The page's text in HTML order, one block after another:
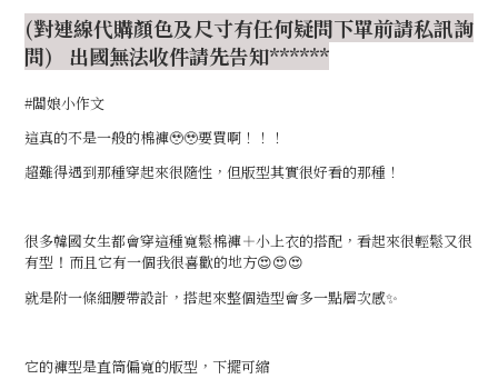
(對連線代購顏色及尺寸有任何疑問下單前請私訊詢
問) 出國無法收件請先告知******
#闆娘小作文
這真的不是一般的棉褲🥹🥹要買啊！！！
超難得遇到那種穿起來很隨性，但版型其實很好看的那種！
很多韓國女生都會穿這種寬鬆棉褲＋小上衣的搭配，看起來很輕鬆又很
有型 ！ 而且它有一個我很喜歡的地方😍😍😍
就是附一條細腰帶設計，搭起來整個造型會多一點層次感✨
它的褲型是直筒偏寬的版型，下擺可縮